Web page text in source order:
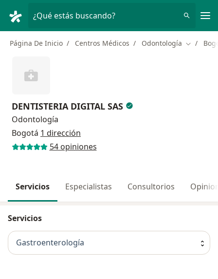
¿Qué estás buscando?
Página De Inicio Centros Médicos Odontología Cambiar
DENTISTERIA DIGITAL SAS
Odontología
Bogotá 1 dirección
54 opiniones
Servicios Especialistas Consultorios
Servicios
Gastroenterología